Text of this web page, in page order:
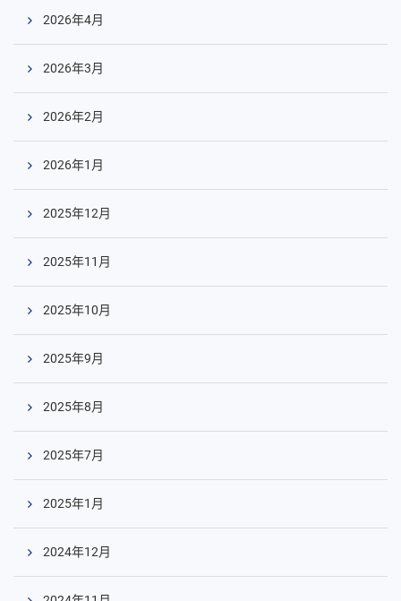
2026年4月
2026年3月
2026年2月
2026年1月
2025年12月
2025年11月
2025年10月
2025年9月
2025年8月
2025年7月
2025年1月
2024年12月